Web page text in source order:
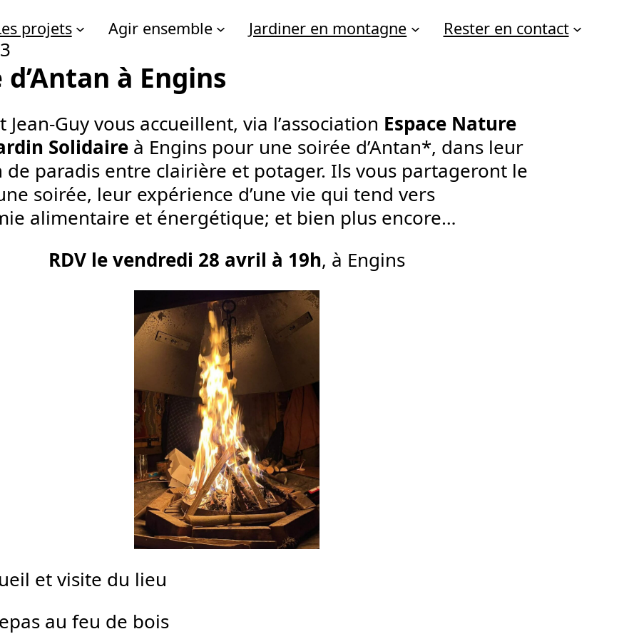
projets Agir ensemble Jardiner en montagne Rester en contact
d’Antan à Engins
Jean-Guy vous accueillent, via l’association Espace Nature
Solidaire à Engins pour une soirée d’Antan*, dans leur
de paradis entre clairière et potager. Ils vous partageront le
soirée, leur expérience d’une vie qui tend vers
alimentaire et énergétique; et bien plus encore…
RDV le vendredi 28 avril à 19h, à Engins
et visite du lieu
au feu de bois